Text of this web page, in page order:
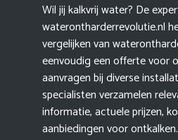
Wil jij kalkvrij water? De
waterontharderrevolutie.nl
vergelijken van
eenvoudig een offerte voor
aanvragen bij diverse
specialisten verzamelen
informatie, actuele prijzen,
aanbiedingen voor ontkalken.